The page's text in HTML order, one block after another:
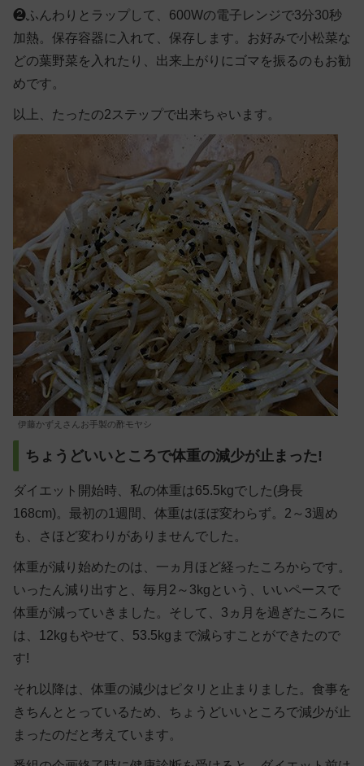
❷ふんわりとラップして、600Wの電子レンジで3分30秒
加熱。保存容器に入れて、保存します。お好みで小松菜な
どの葉野菜を入れたり、出来上がりにゴマを振るのもお勧
めです。
以上、たったの2ステップで出来ちゃいます。
伊藤かずえさんお手製の酢モヤシ
ちょうどいいところで体重の減少が止まった!
ダイエット開始時、私の体重は65.5kgでした(身長
168cm)。最初の1週間、体重はほぼ変わらず。2～3週め
も、さほど変わりがありませんでした。
体重が減り始めたのは、一ヵ月ほど経ったころからです。
いったん減り出すと、毎月2～3kgという、いいペースで
体重が減っていきました。そして、3ヵ月を過ぎたころに
は、12kgもやせて、53.5kgまで減らすことができたので
す!
それ以降は、体重の減少はピタリと止まりました。食事を
きちんととっているため、ちょうどいいところで減少が止
まったのだと考えています。